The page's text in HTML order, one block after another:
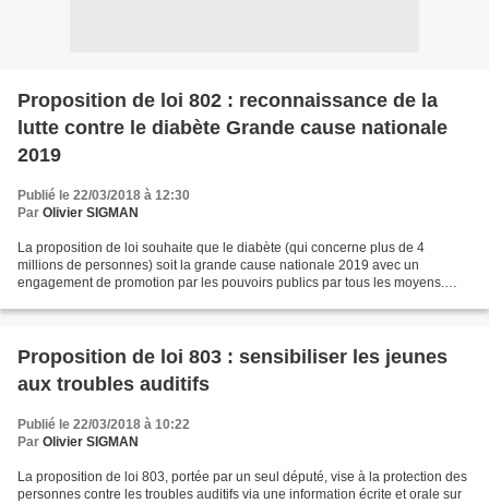
Proposition de loi 802 : reconnaissance de la
lutte contre le diabète Grande cause nationale
2019
Publié le 22/03/2018 à 12:30
Par Olivier SIGMAN
La proposition de loi souhaite que le diabète (qui concerne plus de 4
millions de personnes) soit la grande cause nationale 2019 avec un
engagement de promotion par les pouvoirs publics par tous les moyens.
Proposition de loi 803 : sensibiliser les jeunes
aux troubles auditifs
Publié le 22/03/2018 à 10:22
Par Olivier SIGMAN
La proposition de loi 803, portée par un seul député, vise à la protection des
personnes contre les troubles auditifs via une information écrite et orale sur